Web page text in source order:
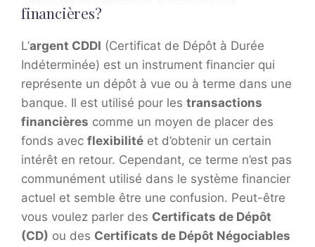
financières?
L’argent CDDI (Certificat de Dépôt à Durée
Indéterminée) est un instrument financier qui
représente un dépôt à vue ou à terme dans une
banque. Il est utilisé pour les transactions
financières comme un moyen de placer des
fonds avec flexibilité et d’obtenir un certain
intérêt en retour. Cependant, ce terme n’est pas
communément utilisé dans le système financier
actuel et semble être une confusion. Peut-être
vous voulez parler des Certificats de Dépôt
(CD) ou des Certificats de Dépôt Négociables